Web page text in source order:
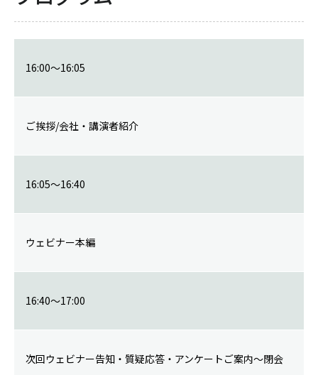
16:00～16:05
ご挨拶/会社・講演者紹介
16:05～16:40
ウェビナー本編
16:40～17:00
次回ウェビナー告知・質疑応答・アンケートご案内～閉会